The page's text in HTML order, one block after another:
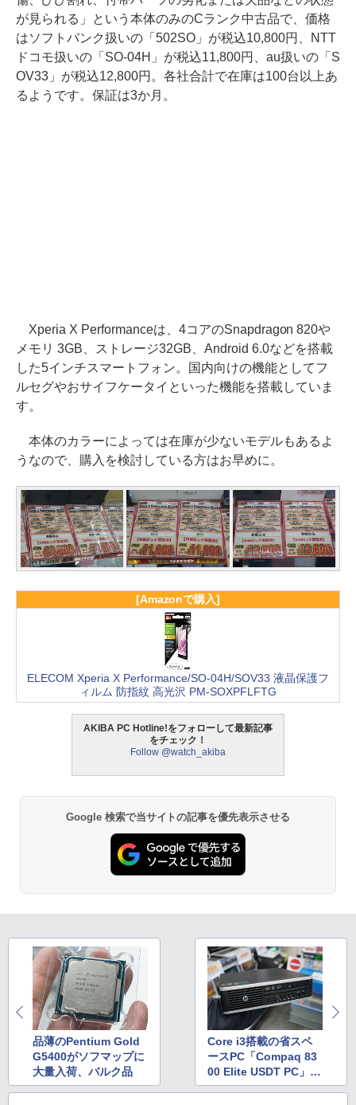
が見られる」という本体のみのCランク中古品で、価格
はソフトバンク扱いの「502SO」が税込10,800円、NTT
ドコモ扱いの「SO-04H」が税込11,800円、au扱いの「S
OV33」が税込12,800円。各社合計で在庫は100台以上あ
るようです。保証は3か月。
Xperia X Performanceは、4コアのSnapdragon 820や
メモリ 3GB、ストレージ32GB、Android 6.0などを搭載
した5インチスマートフォン。国内向けの機能としてフ
ルセグやおサイフケータイといった機能を搭載していま
す。
本体のカラーによっては在庫が少ないモデルもあるよ
うなので、購入を検討している方はお早めに。
[Amazonで購入]
ELECOM Xperia X Performance/SO-04H/SOV33 液晶保護フ
ィルム 防指紋 高光沢 PM-SOXPFLFTG
AKIBA PC Hotline!をフォローして最新記事
をチェック！
Follow @watch_akiba
Google 検索で当サイトの記事を優先表示させる
品薄のPentium Gold
G5400がソフマップに
大量入荷、バルク品
Core i3搭載の省スペ
ースPC「Compaq 83
00 Elite USDT PC」が
税込19,800円